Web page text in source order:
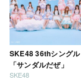
SKE48 36thシングル
「サンダルだぜ」
SKE48